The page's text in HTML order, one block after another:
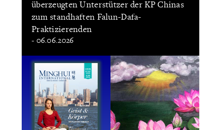
überzeugten Unterstützer der KP Chinas
zum standhaften Falun-Dafa-
Praktizierenden
- 06.06.2026